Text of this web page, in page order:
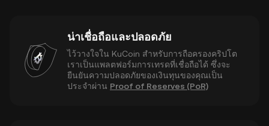
น่าเชื่อถือและปลอดภัย
ไว้วางใจใน KuCoin สำหรับการถือครองคริปโต
เราเป็นแพลตฟอร์มการเทรดที่เชื่อถือได้ ซึ่งจะ
ยืนยันความปลอดภัยของเงินทุนของคุณเป็น
ประจำผ่าน Proof of Reserves (PoR)